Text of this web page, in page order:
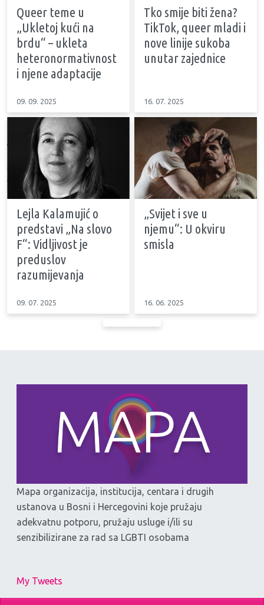
Queer teme u
„Ukletoj kući na
brdu“ – ukleta
heteronormativnost
i njene adaptacije
09. 09. 2025
Tko smije biti žena?
TikTok, queer mladi i
nove linije sukoba
unutar zajednice
16. 07. 2025
Lejla Kalamujić o
predstavi „Na slovo
F“: Vidljivost je
preduslov
razumijevanja
09. 07. 2025
„Svijet i sve u
njemu“: U okviru
smisla
16. 06. 2025
Mapa organizacija, institucija, centara i drugih
ustanova u Bosni i Hercegovini koje pružaju
adekvatnu potporu, pružaju usluge i/ili su
senzibilizirane za rad sa LGBTI osobama
My Tweets